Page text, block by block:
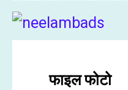
फाइल फोटो